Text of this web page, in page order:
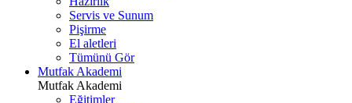
Servis ve Sunum
Pişirme
El aletleri
Tümünü Gör
Mutfak Akademi
Mutfak Akademi
Eğitimler